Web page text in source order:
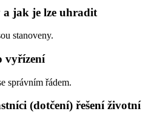
a jak je lze uhradit
stanoveny.
vyřízení
správním řádem.
(dotčení) řešení životní